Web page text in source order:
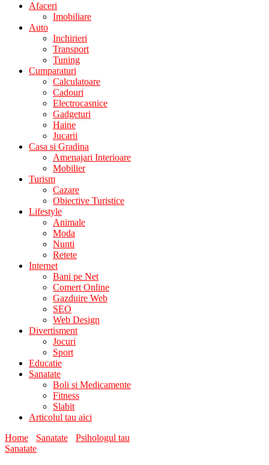
Afaceri
Imobiliare
Auto
Inchirieri
Transport
Tuning
Cumparaturi
Calculatoare
Cadouri
Electrocasnice
Gadgeturi
Haine
Jucarii
Casa si Gradina
Amenajari Interioare
Mobilier
Turism
Cazare
Obiective Turistice
Lifestyle
Animale
Moda
Nunti
Retete
Internet
Bani pe Net
Comert Online
Gazduire Web
SEO
Web Design
Divertisment
Jocuri
Sport
Educatie
Sanatate
Boli si Medicamente
Fitness
Slabit
Articolul tau aici
Home
Sanatate
Psihologul tau
Sanatate